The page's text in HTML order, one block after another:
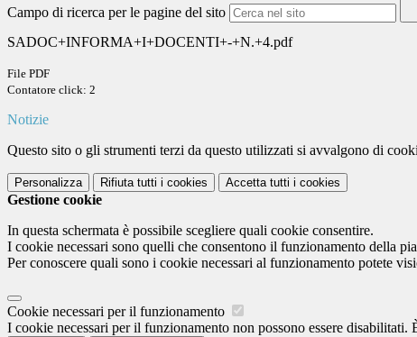
Campo di ricerca per le pagine del sito
SADOC+INFORMA+I+DOCENTI+-+N.+4.pdf
File PDF
Contatore click: 2
Notizie
Questo sito o gli strumenti terzi da questo utilizzati si avvalgono di
Personalizza Rifiuta tutti i cookies Accetta tutti i cookies
Gestione cookie
In questa schermata è possibile scegliere quali cookie consentire.
I cookie necessari sono quelli che consentono il funzionamento della
Per conoscere quali sono i cookie necessari al funzionamento potete
Cookie necessari per il funzionamento
I cookie necessari per il funzionamento non possono essere